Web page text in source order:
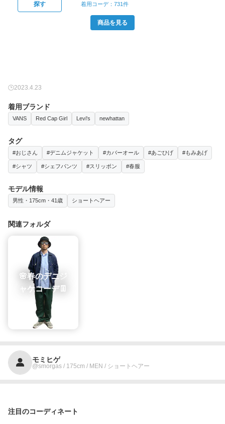
探す 着用コーデ：731件
商品を見る
2023.4.23
着用ブランド
VANS Red Cap Girl Levi's newhattan
タグ
#おじさん #デニムジャケット #カバーオール #あごひげ #もみあげ
#シャツ #シェフパンツ #スリッポン #春服
モデル情報
男性・175cm・41歳 ショートヘアー
関連フォルダ
🌸春のデニジ
ャケコーデ👖
モミヒゲ
@smorgas / 175cm / MEN / ショートヘアー
注目のコーディネート